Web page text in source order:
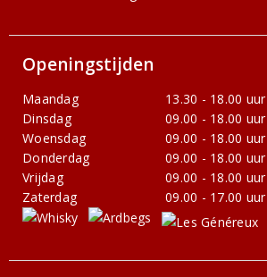
Openingstijden
Maandag
13.30 - 18.00 uur
Dinsdag
09.00 - 18.00 uur
Woensdag
09.00 - 18.00 uur
Donderdag
09.00 - 18.00 uur
Vrijdag
09.00 - 18.00 uur
Zaterdag
09.00 - 17.00 uur